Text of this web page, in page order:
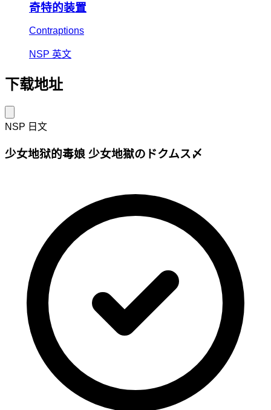
奇特的装置
Contraptions
NSP 英文
下载地址
NSP 日文
少女地狱的毒娘 少女地獄のドクムス〆